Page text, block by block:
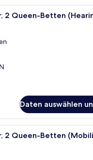
1 Schlafzimmer,
2 Queen-Betten
Daten auswählen
1 Schlafzimmer,
2 Queen-Betten